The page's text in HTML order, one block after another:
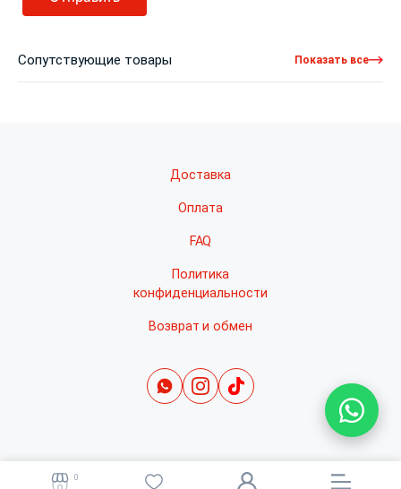
Сопутствующие товары Показать все
0
Доставка
Оплата
FAQ
Политика
конфиденциальности
Возврат и обмен